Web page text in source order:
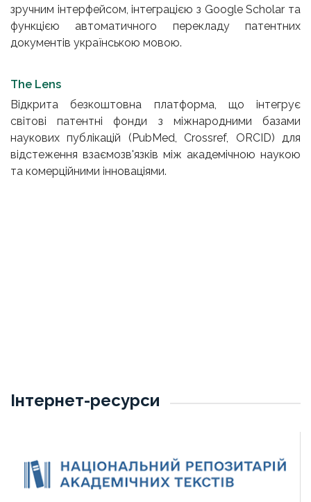
зручним інтерфейсом, інтеграцією з Google Scholar та
функцією автоматичного перекладу патентних
документів українською мовою.
The Lens
Відкрита безкоштовна платформа, що інтегрує
світові патентні фонди з міжнародними базами
наукових публікацій (PubMed, Crossref, ORCID) для
відстеження взаємозв'язків між академічною наукою
та комерційними інноваціями.
Інтернет-ресурси